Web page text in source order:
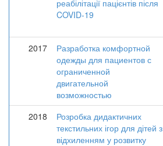
реабілітації пацієнтів після
COVID-19
2017
Разработка комфортной
одежды для пациентов с
ограниченной
двигательной
возможностью
2018
Розробка дидактичних
текстильних ігор для дітей з
відхиленням у розвитку